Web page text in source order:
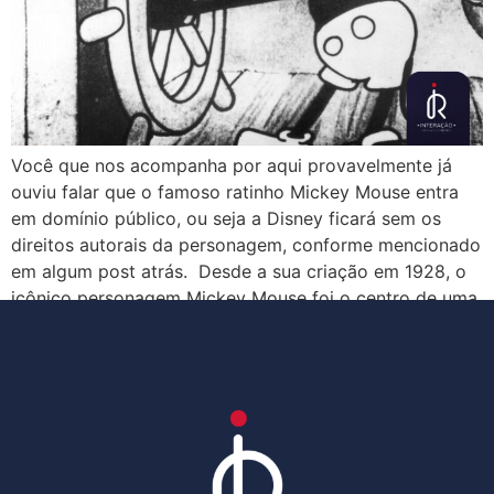
Você que nos acompanha por aqui provavelmente já
ouviu falar que o famoso ratinho Mickey Mouse entra
em domínio público, ou seja a Disney ficará sem os
direitos autorais da personagem, conforme mencionado
em algum post atrás. Desde a sua criação em 1928, o
icônico personagem Mickey Mouse foi o centro de uma